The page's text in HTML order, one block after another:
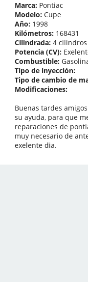
Marca: Pontiac
Modelo: Cupe
Año: 1998
Kilómetros: 168431
Cilindrada: 4 cilindros
Potencia (CV):
Combustible:
Tipo de inyección:
Tipo de cambio de
Modificaciones:
Buenas tardes
su ayuda, para que
reparaciones de
muy necesario de
exelente dia.